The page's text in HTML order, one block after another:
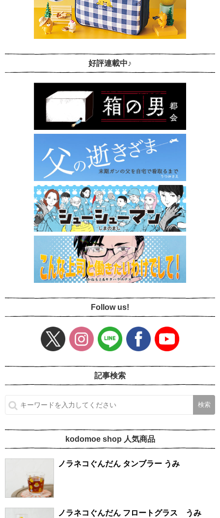
好評連載中♪
Follow us!
記事検索
kodomoe shop 人気商品
ノラネコぐんだん タンブラー うみ
ノラネコぐんだん フロートグラス うみ